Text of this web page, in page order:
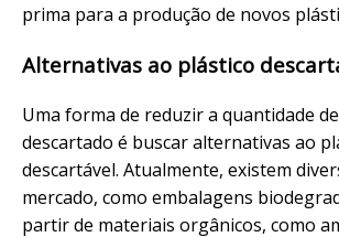
prima para a produção de novos
Alternativas ao plástico
Uma forma de reduzir a quantidade
descartado é buscar alternativas ao
descartável. Atualmente, existem
mercado, como embalagens
partir de materiais orgânicos, como